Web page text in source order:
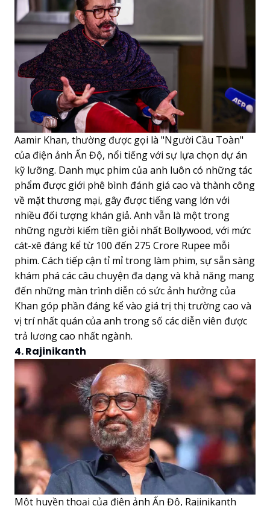
Aamir Khan, thường được gọi là "Người Cầu Toàn"
của điện ảnh Ấn Độ, nổi tiếng với sự lựa chọn dự án
kỹ lưỡng. Danh mục phim của anh luôn có những tác
phẩm được giới phê bình đánh giá cao và thành công
về mặt thương mại, gây được tiếng vang lớn với
nhiều đối tượng khán giả. Anh vẫn là một trong
những người kiếm tiền giỏi nhất Bollywood, với mức
cát-xê đáng kể từ 100 đến 275 Crore Rupee mỗi
phim. Cách tiếp cận tỉ mỉ trong làm phim, sự sẵn sàng
khám phá các câu chuyện đa dạng và khả năng mang
đến những màn trình diễn có sức ảnh hưởng của
Khan góp phần đáng kể vào giá trị thị trường cao và
vị trí nhất quán của anh trong số các diễn viên được
trả lương cao nhất ngành.
4. Rajinikanth
Một huyền thoại của điện ảnh Ấn Độ, Rajinikanth